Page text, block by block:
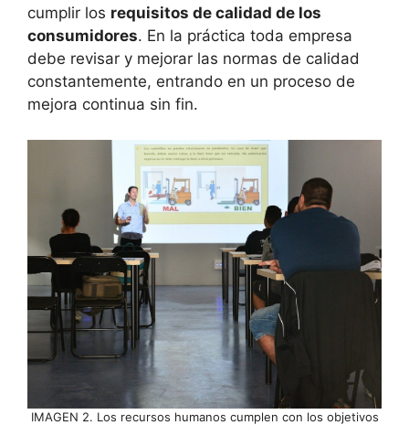
cumplir los requisitos de calidad de los
consumidores. En la práctica toda empresa
debe revisar y mejorar las normas de calidad
constantemente, entrando en un proceso de
mejora continua sin fin.
IMAGEN 2. Los recursos humanos cumplen con los objetivos